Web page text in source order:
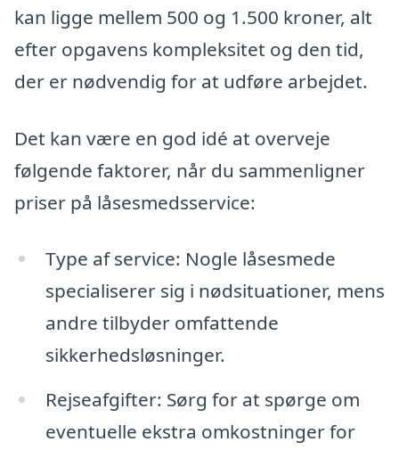
kan ligge mellem 500 og 1.500 kroner, alt
efter opgavens kompleksitet og den tid,
der er nødvendig for at udføre arbejdet.
Det kan være en god idé at overveje
følgende faktorer, når du sammenligner
priser på låsesmedsservice:
Type af service: Nogle låsesmede
specialiserer sig i nødsituationer, mens
andre tilbyder omfattende
sikkerhedsløsninger.
Rejseafgifter: Sørg for at spørge om
eventuelle ekstra omkostninger for